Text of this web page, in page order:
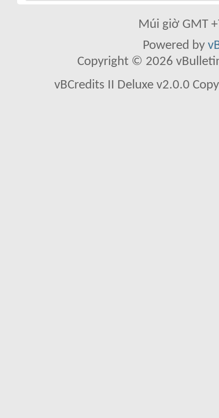
Múi giờ GMT
Powered by
Copyright © 2026
vBCredits II Deluxe v2.0.0